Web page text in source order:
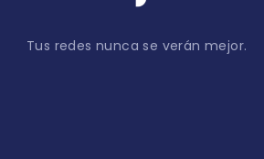
Tus redes nunca se verán mejor.